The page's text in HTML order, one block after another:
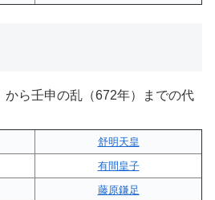
から壬申の乱（672年）までの代
舒明天皇
有間皇子
藤原鎌足